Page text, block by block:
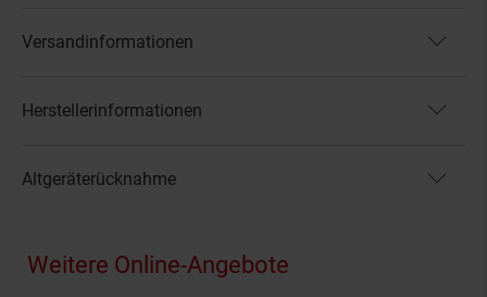
Versandinformationen
Herstellerinformationen
Altgeräterücknahme
Fußzeile
Weitere Online-Angebote